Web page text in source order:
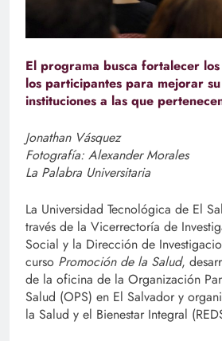
El programa busca fortalecer
los participantes para mejorar
instituciones a las que
Jonathan Vásquez
Fotografía: Alexander Morales
La Palabra Universitaria
La Universidad Tecnológica de El
través de la Vicerrectoría de
Social y la Dirección de
curso Promoción de la Salud,
de la oficina de la Organización
Salud (OPS) en El Salvador y
la Salud y el Bienestar Integral